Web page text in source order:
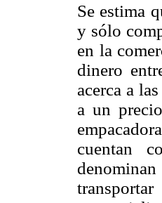
Se estima
y sólo
en la
dinero
acerca a
a un
cuentan